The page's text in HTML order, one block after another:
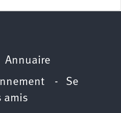
Annuaire
- Se
amis